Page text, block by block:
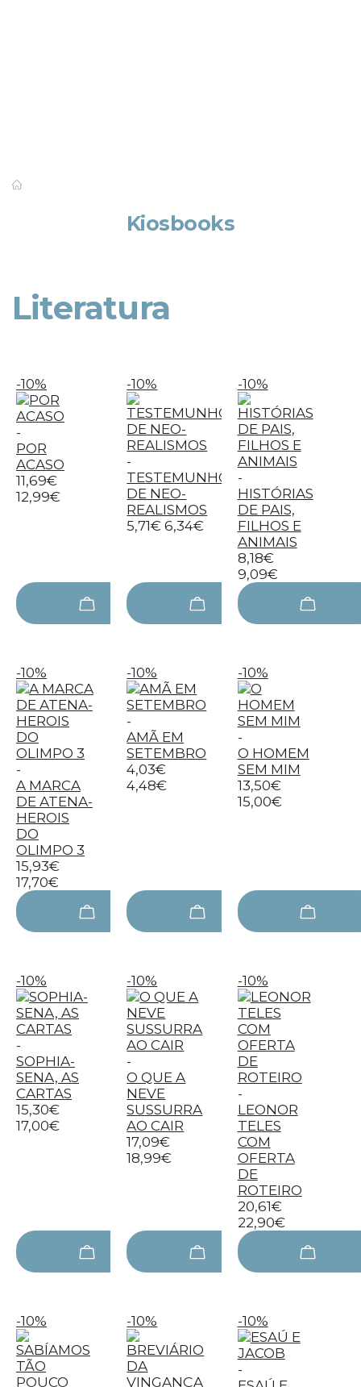
Kiosbooks
Literatura
-10%
-
POR
ACASO
11,69€
12,99€
-10%
-
TESTEMUNHO
DE NEO-
REALISMOS
5,71€ 6,34€
-10%
-
HISTÓRIAS
DE PAIS,
FILHOS E
ANIMAIS
8,18€
9,09€
-10%
-
A MARCA
DE ATENA-
HEROIS
DO
OLIMPO 3
15,93€
17,70€
-10%
-
AMÃ EM
SETEMBRO
4,03€
4,48€
-10%
-
O HOMEM
SEM MIM
13,50€
15,00€
-10%
-
SOPHIA-
SENA, AS
CARTAS
15,30€
17,00€
-10%
-
O QUE A
NEVE
SUSSURRA
AO CAIR
17,09€
18,99€
-10%
-
LEONOR
TELES
COM
OFERTA
DE
ROTEIRO
20,61€
22,90€
-10% -10% -10%
-